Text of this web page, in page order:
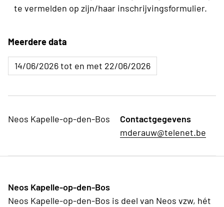
te vermelden op zijn/haar inschrijvingsformulier.
Meerdere data
14/06/2026 tot en met 22/06/2026
Neos Kapelle-op-den-Bos
Contactgegevens
mderauw@telenet.be
Neos Kapelle-op-den-Bos
Neos Kapelle-op-den-Bos is deel van Neos vzw, hét